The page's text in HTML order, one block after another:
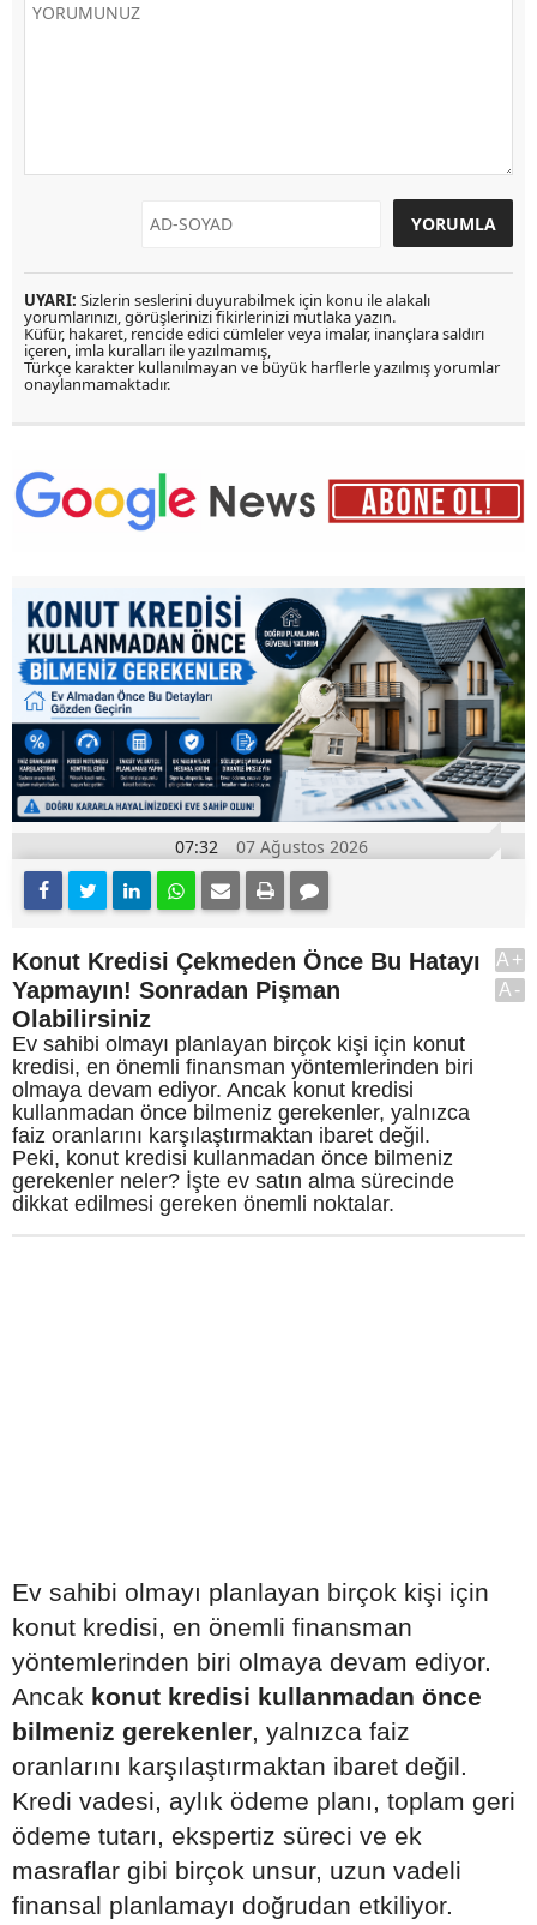
UYARI: Sizlerin seslerini duyurabilmek için konu ile alakalı
yorumlarınızı, görüşlerinizi fikirlerinizi mutlaka yazın.
Küfür, hakaret, rencide edici cümleler veya imalar, inançlara saldırı
içeren, imla kuralları ile yazılmamış,
Türkçe karakter kullanılmayan ve büyük harflerle yazılmış yorumlar
onaylanmamaktadır.
07:32 07 Ağustos 2026
Konut Kredisi Çekmeden Önce Bu Hatayı
Yapmayın! Sonradan Pişman
Olabilirsiniz
Ev sahibi olmayı planlayan birçok kişi için konut
kredisi, en önemli finansman yöntemlerinden biri
olmaya devam ediyor. Ancak konut kredisi
kullanmadan önce bilmeniz gerekenler, yalnızca
faiz oranlarını karşılaştırmaktan ibaret değil.
Peki, konut kredisi kullanmadan önce bilmeniz
gerekenler neler? İşte ev satın alma sürecinde
dikkat edilmesi gereken önemli noktalar.
A+
A-
Ev sahibi olmayı planlayan birçok kişi için
konut kredisi, en önemli finansman
yöntemlerinden biri olmaya devam ediyor.
Ancak konut kredisi kullanmadan önce
bilmeniz gerekenler, yalnızca faiz
oranlarını karşılaştırmaktan ibaret değil.
Kredi vadesi, aylık ödeme planı, toplam geri
ödeme tutarı, ekspertiz süreci ve ek
masraflar gibi birçok unsur, uzun vadeli
finansal planlamayı doğrudan etkiliyor.